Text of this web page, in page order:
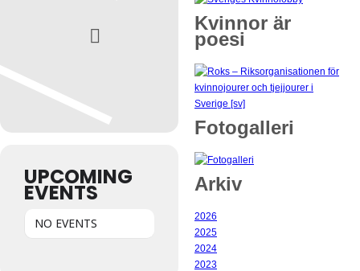
UPCOMING
EVENTS
NO EVENTS
Kvinnor är
poesi
Fotogalleri
Arkiv
2026
2025
2024
2023